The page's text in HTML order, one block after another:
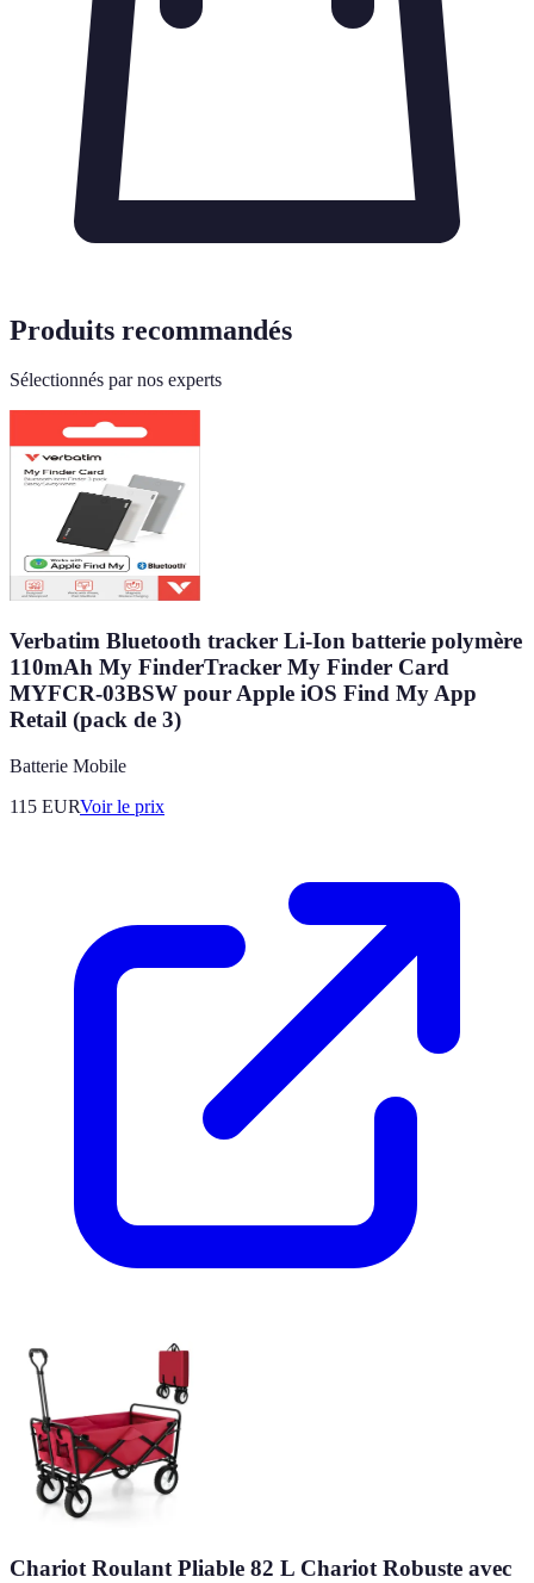
Produits recommandés
Sélectionnés par nos experts
Verbatim Bluetooth tracker Li-Ion batterie polymère
110mAh My FinderTracker My Finder Card
MYFCR-03BSW pour Apple iOS Find My App
Retail (pack de 3)
Batterie Mobile
115 EURVoir le prix
Chariot Roulant Pliable 82 L Chariot Robuste avec